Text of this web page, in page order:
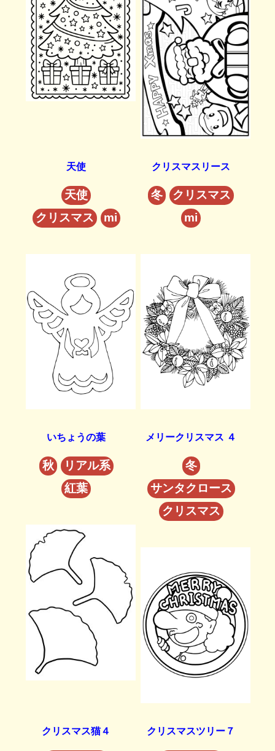
天使
天使
クリスマス
mi
クリスマスリース
冬
クリスマス
mi
いちょうの葉
秋
リアル系
紅葉
メリークリスマス ４
冬
サンタクロース
クリスマス
クリスマス猫４ クリスマスツリー７